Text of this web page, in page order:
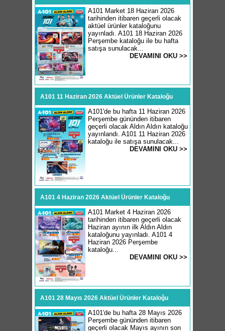
A101 Market 18 Haziran 2026
tarihinden itibaren geçerli olacak
aktüel ürünler kataloğunu
yayınladı. A101 18 Haziran 2026
Perşembe kataloğu ile bu hafta
satışa sunulacak...
DEVAMINI OKU >>
A101 11 Haziran 2026 Aktüel Ürünler Kataloğu
A101'de bu hafta 11 Haziran 2026
Perşembe gününden itibaren
geçerli olacak Aldın Aldın kataloğu
yayınlandı. A101 11 Haziran 2026
kataloğu ile satışa sunulacak...
DEVAMINI OKU >>
A101 4 Haziran 2026 Aktüel Ürünler Kataloğu
A101 Market 4 Haziran 2026
tarihinden itibaren geçerli olacak
Haziran ayının ilk Aldın Aldın
kataloğunu yayınladı. A101 4
Haziran 2026 Perşembe
kataloğu...
DEVAMINI OKU >>
A101 28 Mayıs 2026 Aktüel Ürünler Kataloğu
A101'de bu hafta 28 Mayıs 2026
Perşembe gününden itibaren
geçerli olacak Mayıs ayının son